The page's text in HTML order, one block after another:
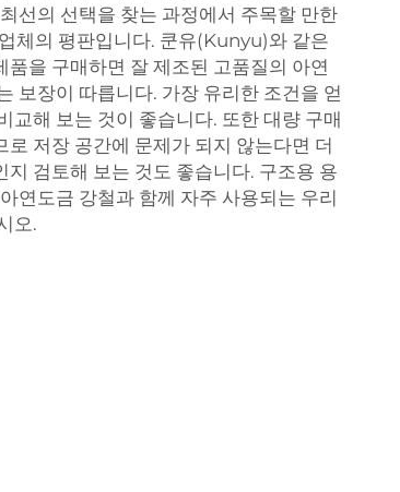
선의 선택을 찾는 과정에서 주목할 만한
체의 평판입니다. 쿤유(Kunyu)와 같은
을 구매하면 잘 제조된 고품질의 아연
보장이 따릅니다. 가장 유리한 조건을 얻
교해 보는 것이 좋습니다. 또한 대량 구매
저장 공간에 문제가 되지 않는다면 더
검토해 보는 것도 좋습니다. 구조용 용
연도금 강철과 함께 자주 사용되는 우리
오.